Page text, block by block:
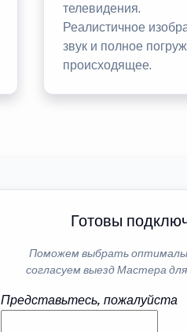
телевидения.
Реалистичное
звук и полное
происходящее.
Готовы
Поможем выбрать
согласуем выезд Мастера
Представьтесь, пожалуйста